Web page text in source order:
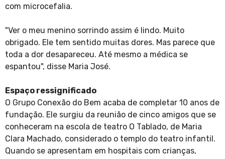
com microcefalia.
"Ver o meu menino sorrindo assim é lindo. Muito
obrigado. Ele tem sentido muitas dores. Mas parece que
toda a dor desapareceu. Até mesmo a médica se
espantou", disse Maria José.
Espaço ressignificado
O Grupo Conexão do Bem acaba de completar 10 anos de
fundação. Ele surgiu da reunião de cinco amigos que se
conheceram na escola de teatro O Tablado, de Maria
Clara Machado, considerado o templo do teatro infantil.
Quando se apresentam em hospitais com crianças,